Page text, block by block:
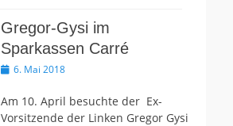
Gregor-Gysi im
Sparkassen Carré
Veröffentlicht
6. Mai 2018
Am 10. April besuchte der Ex-
Vorsitzende der Linken Gregor Gysi